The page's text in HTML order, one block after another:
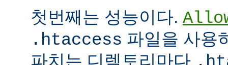
첫번째는 성능이다.
.htaccess 파일을 사용
파치는 디렉토리마다